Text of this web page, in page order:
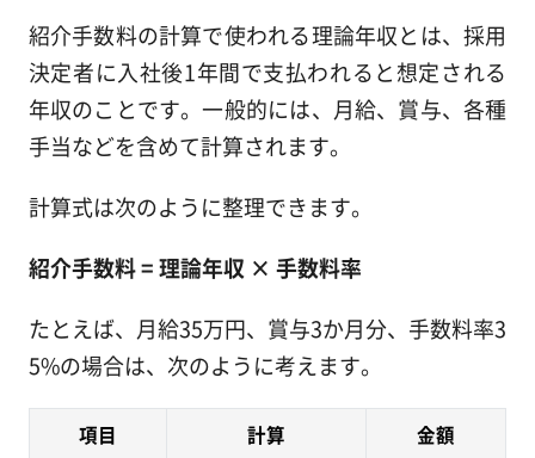
紹介手数料の計算で使われる理論年収とは、採用
決定者に入社後1年間で支払われると想定される
年収のことです。一般的には、月給、賞与、各種
手当などを含めて計算されます。
計算式は次のように整理できます。
紹介手数料 = 理論年収 × 手数料率
たとえば、月給35万円、賞与3か月分、手数料率3
5%の場合は、次のように考えます。
項目 計算
金額